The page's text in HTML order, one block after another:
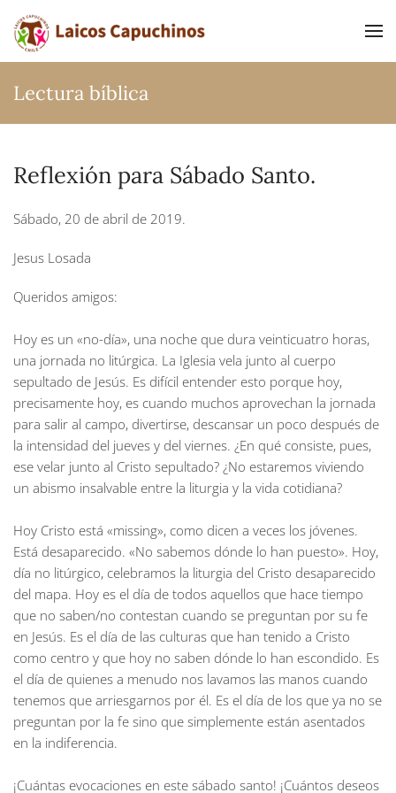
Ir al contenido principal
Lectura bíblica
Reflexión para Sábado Santo.
Sábado, 20 de abril de 2019.
Jesus Losada
Queridos amigos:
Hoy es un «no-día», una noche que dura veinticuatro horas,
una jornada no litúrgica. La Iglesia vela junto al cuerpo
sepultado de Jesús. Es difícil entender esto porque hoy,
precisamente hoy, es cuando muchos aprovechan la jornada
para salir al campo, divertirse, descansar un poco después de
la intensidad del jueves y del viernes. ¿En qué consiste, pues,
ese velar junto al Cristo sepultado? ¿No estaremos viviendo
un abismo insalvable entre la liturgia y la vida cotidiana?
Hoy Cristo está «missing», como dicen a veces los jóvenes.
Está desaparecido. «No sabemos dónde lo han puesto». Hoy,
día no litúrgico, celebramos la liturgia del Cristo desaparecido
del mapa. Hoy es el día de todos aquellos que hace tiempo
que no saben/no contestan cuando se preguntan por su fe
en Jesús. Es el día de las culturas que han tenido a Cristo
como centro y que hoy no saben dónde lo han escondido. Es
el día de quienes a menudo nos lavamos las manos cuando
tenemos que arriesgarnos por él. Es el día de los que ya no se
preguntan por la fe sino que simplemente están asentados
en la indiferencia.
¡Cuántas evocaciones en este sábado santo! ¡Cuántos deseos